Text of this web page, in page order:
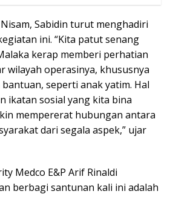
Sabidin turut menghadiri
ini. “Kita patut senang
kerap memberi perhatian
wilayah operasinya, khususnya
seperti anak yatim. Hal
ikatan sosial yang kita bina
mempererat hubungan antara
dari segala aspek,” ujar
Medco E&P Arif Rinaldi
berbagi santunan kali ini adalah